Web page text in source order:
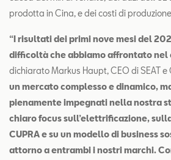
prodotta in Cina, e dei costi di
“I risultati dei primi nove mesi del
difficoltà che abbiamo affrontato nel
dichiarato Markus Haupt, CEO di SEAT e
un mercato complesso e dinamico,
pienamente impegnati nella nostra
chiaro focus sull’elettrificazione,
CUPRA e su un modello di business
attorno a entrambi i nostri marchi.